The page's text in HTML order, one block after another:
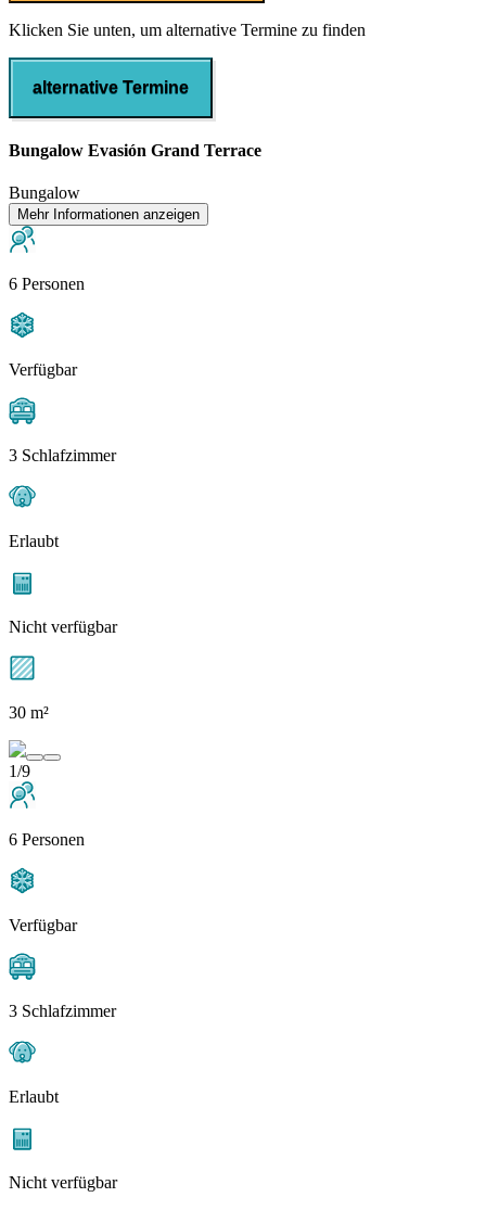
Klicken Sie unten, um alternative Termine zu finden
alternative Termine
Bungalow Evasión Grand Terrace
Bungalow
Mehr Informationen anzeigen
6 Personen
Verfügbar
3 Schlafzimmer
Erlaubt
Nicht verfügbar
30 m²
1/9
6 Personen
Verfügbar
3 Schlafzimmer
Erlaubt
Nicht verfügbar